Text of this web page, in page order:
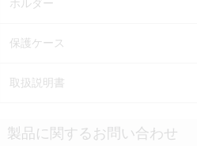
ホルダー
保護ケース
取扱説明書
製品に関するお問い合わせ